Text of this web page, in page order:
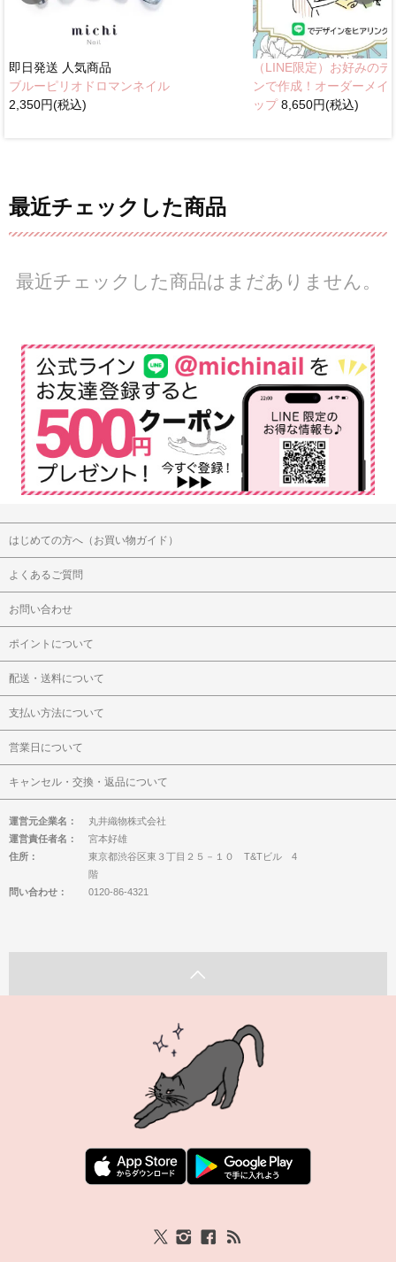
即日発送 人気商品
ブルーピリオドロマンネイル
2,350円(税込)
（LINE限定）お好みのデ
ンで作成！オーダーメイ
ップ8,650円(税込)
最近チェックした商品
最近チェックした商品はまだありません。
はじめての方へ（お買い物ガイド）
よくあるご質問
お問い合わせ
ポイントについて
配送・送料について
支払い方法について
営業日について
キャンセル・交換・返品について
運営元企業名：
丸井織物株式会社
運営責任者名：
宮本好雄
住所：
東京都渋谷区東３丁目２５－１０ T&Tビル 4
階
問い合わせ：
0120-86-4321